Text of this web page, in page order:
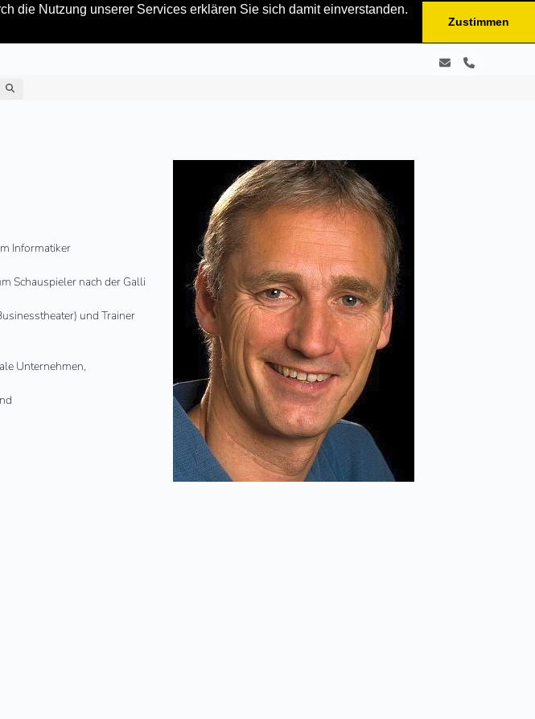
die Nutzung unserer Services erklären Sie sich damit einverstanden.
Zustimmen
E- Telefon
Informatiker
Schauspieler nach der Galli
und Trainer
Unternehmen,